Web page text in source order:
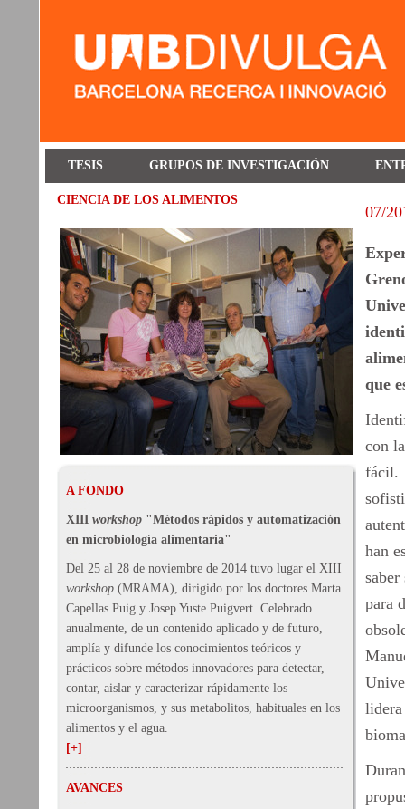
TESIS GRUPOS DE INVESTIGACIÓN
CIENCIA DE LOS ALIMENTOS
A FONDO
XIII workshop "Métodos rápidos y automatización
en microbiología alimentaria"
Del 25 al 28 de noviembre de 2014 tuvo lugar el XIII
workshop (MRAMA), dirigido por los doctores Marta
Capellas Puig y Josep Yuste Puigvert. Celebrado
anualmente, de un contenido aplicado y de futuro,
amplía y difunde los conocimientos teóricos y
prácticos sobre métodos innovadores para detectar,
contar, aislar y caracterizar rápidamente los
microorganismos, y sus metabolitos, habituales en los
alimentos y el agua.
[+]
AVANCES
07/
que
con
fácil.
han
para